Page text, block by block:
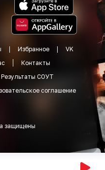
Избранное
VK
Контакты
Результаты СОУТ
соглашение
защищены